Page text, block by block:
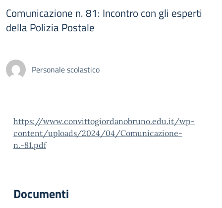
Comunicazione n. 81: Incontro con gli esperti
della Polizia Postale
Personale scolastico
https://www.convittogiordanobruno.edu.it/wp-
content/uploads/2024/04/Comunicazione-
n.-81.pdf
Documenti